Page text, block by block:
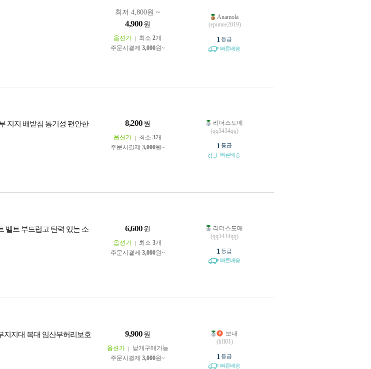
최저 4,800원 ~
4,900 원
옵션가 최소 2개
주문시결제 3,000원~
Anamola
(epunee2019)
1 등급
빠른배송
지지 배받침 통기성 편안한
8,200 원
옵션가 최소 3개
주문시결제 3,000원~
리더스도매
(qq3434qq)
1 등급
빠른배송
벨트 부드럽고 탄력 있는 소
6,600 원
옵션가 최소 3개
주문시결제 3,000원~
리더스도매
(qq3434qq)
1 등급
빠른배송
지지대 복대 임산부허리보호
9,900 원
옵션가
낱개구매가능
주문시결제 3,000원~
보내
(hfl01)
1 등급
빠른배송